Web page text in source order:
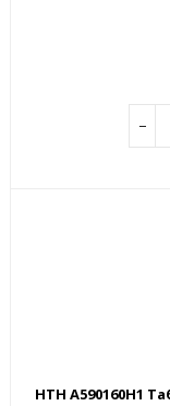
−
HTH A590160H1